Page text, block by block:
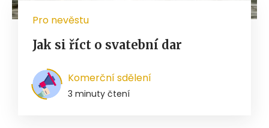
Pro nevěstu
Jak si říct o svatební dar
Komerční sdělení
3 minuty čtení